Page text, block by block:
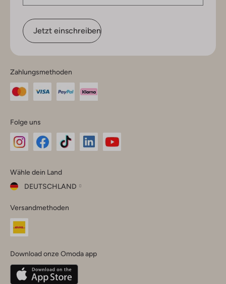
Jetzt einschreiben
Zahlungsmethoden
Folge uns
Instagram
Facebook
TikTok
Wähle dein Land
DEUTSCHLAND
dein
Land
Belgique(Français)
Deutschland
Versandmethoden
Download onze Omoda app